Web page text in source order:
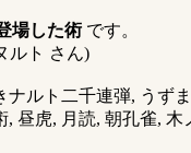
場した術です。
ルト さん)
ナルト二千連弾, うず
, 昼虎, 月読, 朝孔雀,